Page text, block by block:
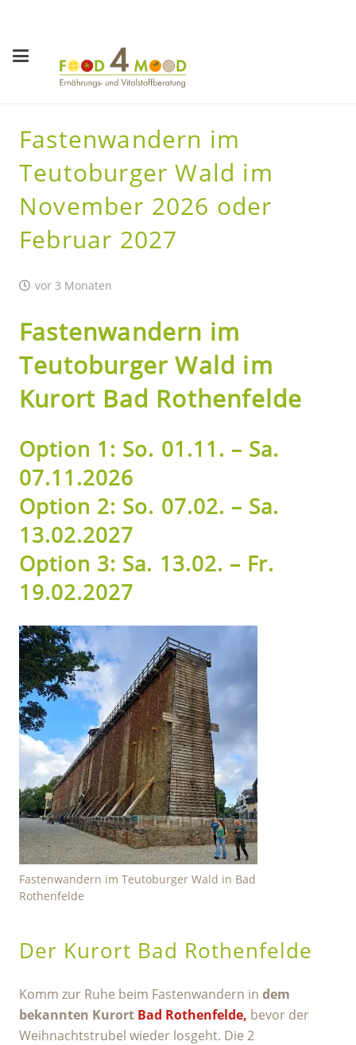
Fastenwandern im
Teutoburger Wald im
November 2026 oder
Februar 2027
vor 3 Monaten
Fastenwandern im
Teutoburger Wald im
Kurort Bad Rothenfelde
Option 1: So. 01.11. – Sa.
07.11.2026
Option 2: So. 07.02. – Sa.
13.02.2027
Option 3: Sa. 13.02. – Fr.
19.02.2027
Fastenwandern im Teutoburger Wald in Bad
Rothenfelde
Der Kurort Bad Rothenfelde
Komm zur Ruhe beim Fastenwandern in dem
bekannten Kurort Bad Rothenfelde, bevor der
Weihnachtstrubel wieder losgeht. Die 2